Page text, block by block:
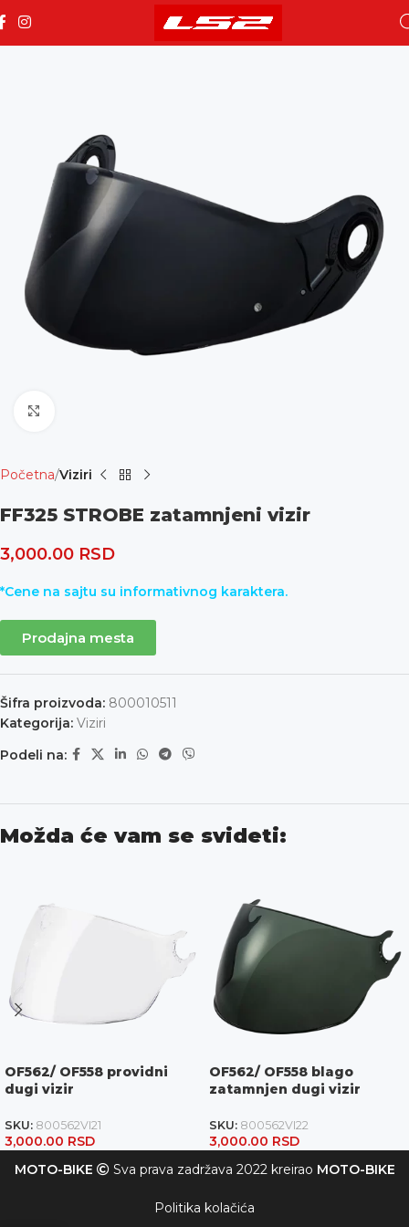
Početna Viziri
FF325 STROBE zatamnjeni vizir
3,000.00 RSD
*Cene na sajtu su informativnog karaktera.
Prodajna mesta
Šifra proizvoda: 800010511
Kategorija: Viziri
Podeli na:
Možda će vam se svideti:
OF562/ OF558 providni
dugi vizir
SKU: 800562VI21
3,000.00 RSD
OF562/ OF558 blago
zatamnjen dugi vizir
SKU: 800562VI22
3,000.00 RSD
MOTO-BIKE
Sva prava zadržava 2022 kreirao MOTO-BIKE
Politika kolačića